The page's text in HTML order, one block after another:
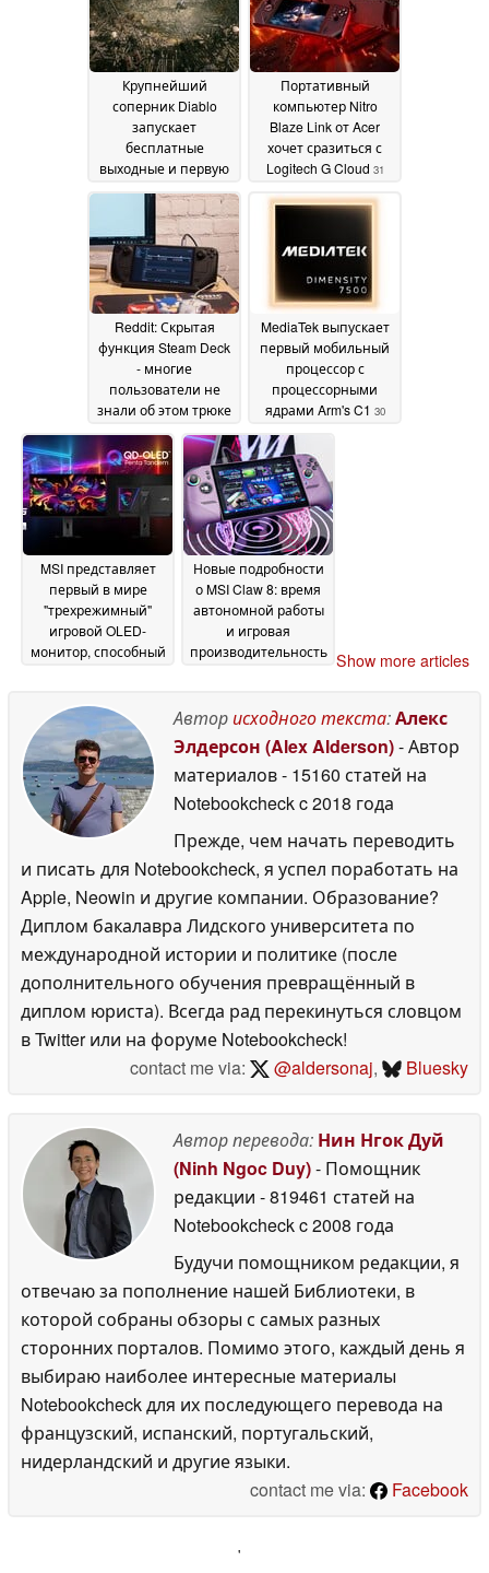
Крупнейший
соперник Diablo
запускает
бесплатные
выходные и первую
31 May 2026
Портативный
компьютер Nitro
Blaze Link от Acer
хочет сразиться с
Logitech G Cloud 31
Reddit: Скрытая
функция Steam Deck
- многие
пользователи не
знали об этом трюке
30 May 2026
MediaTek выпускает
первый мобильный
процессор с
процессорными
ядрами Arm's C1 30
MSI представляет
первый в мире
"трехрежимный"
игровой OLED-
монитор, способный
2026
Новые подробности
о MSI Claw 8: время
автономной работы
и игровая
производительность Show more articles
Авторисходного текста:Алекс
Элдерсон (Alex Alderson)- Автор
материалов- 15160 статей на
Notebookcheckc 2018 года
Прежде, чем начать переводить
и писать для Notebookcheck, я успел поработать на
Apple, Neowin и другие компании. Образование?
Диплом бакалавра Лидского университета по
международной истории и политике (после
дополнительного обучения превращённый в
диплом юриста). Всегда рад перекинуться словцом
в Twitter или на форуме Notebookcheck!
contact me via:
@aldersonaj, Bluesky
Автор перевода: Нин Нгок Дуй
(Ninh Ngoc Duy)- Помощник
редакции - 819461 статей на
Notebookcheckc 2008 года
Будучи помощником редакции, я
отвечаю за пополнение нашей Библиотеки, в
которой собраны обзоры с самых разных
сторонних порталов. Помимо этого, каждый день я
выбираю наиболее интересные материалы
Notebookcheck для их последующего перевода на
французский, испанский, португальский,
нидерландский и другие языки.
contact me via:
Facebook
'